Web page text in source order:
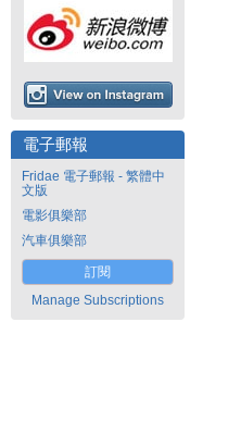
電子郵報
Fridae 電子郵報 - 繁體中
文版
電影俱樂部
汽車俱樂部
訂閱
Manage Subscriptions